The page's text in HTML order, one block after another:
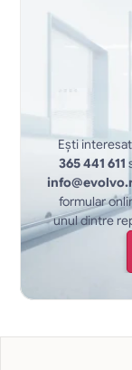
Ești
365 441 611
formular
unul dintre